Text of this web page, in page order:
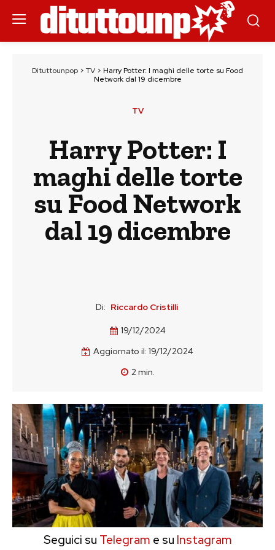
Dituttounpop > TV > Harry Potter: I maghi delle torte su Food
Network dal 19 dicembre
TV
Harry Potter: I
maghi delle torte
su Food Network
dal 19 dicembre
Di: Riccardo Cristilli
19/12/2024
Aggiornato il: 19/12/2024
2min.
Seguici su Telegram e su Instagram